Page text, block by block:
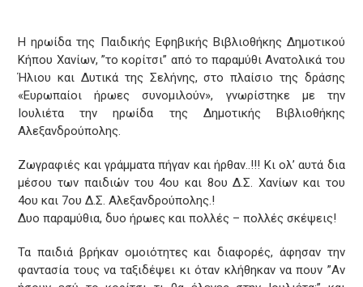
Η ηρωίδα της Παιδικής Εφηβικής Βιβλιοθήκης Δημοτικού
Κήπου Χανίων, ”το κορίτσι” από το παραμύθι Ανατολικά του
Ήλιου και Δυτικά της Σελήνης, στο πλαίσιο της δράσης
«Ευρωπαίοι ήρωες συνομιλούν», γνωρίστηκε με την
Ιουλιέτα την ηρωίδα της Δημοτικής Βιβλιοθήκης
Αλεξανδρούπολης.
Ζωγραφιές και γράμματα πήγαν και ήρθαν..!!! Κι ολ’ αυτά δια
μέσου των παιδιών του 4ου και 8ου Δ.Σ. Χανίων και του
4ου και 7ου Δ.Σ. Αλεξανδρούπολης.!
Δυο παραμύθια, δυο ήρωες και πολλές – πολλές σκέψεις!
Τα παιδιά βρήκαν ομοιότητες και διαφορές, άφησαν την
φαντασία τους να ταξιδέψει κι όταν κλήθηκαν να πουν ”Αν